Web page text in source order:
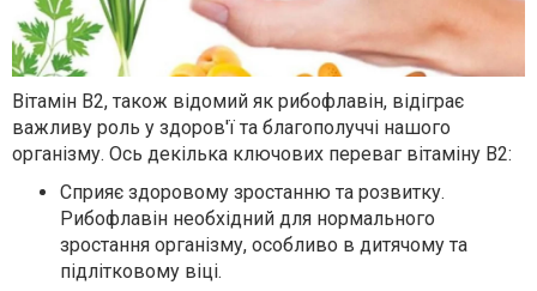
Вітамін В2, також відомий як рибофлавін, відіграє
важливу роль у здоров'ї та благополуччі нашого
організму. Ось декілька ключових переваг вітаміну В2:
Сприяє здоровому зростанню та розвитку.
Рибофлавін необхідний для нормального
зростання організму, особливо в дитячому та
підлітковому віці.